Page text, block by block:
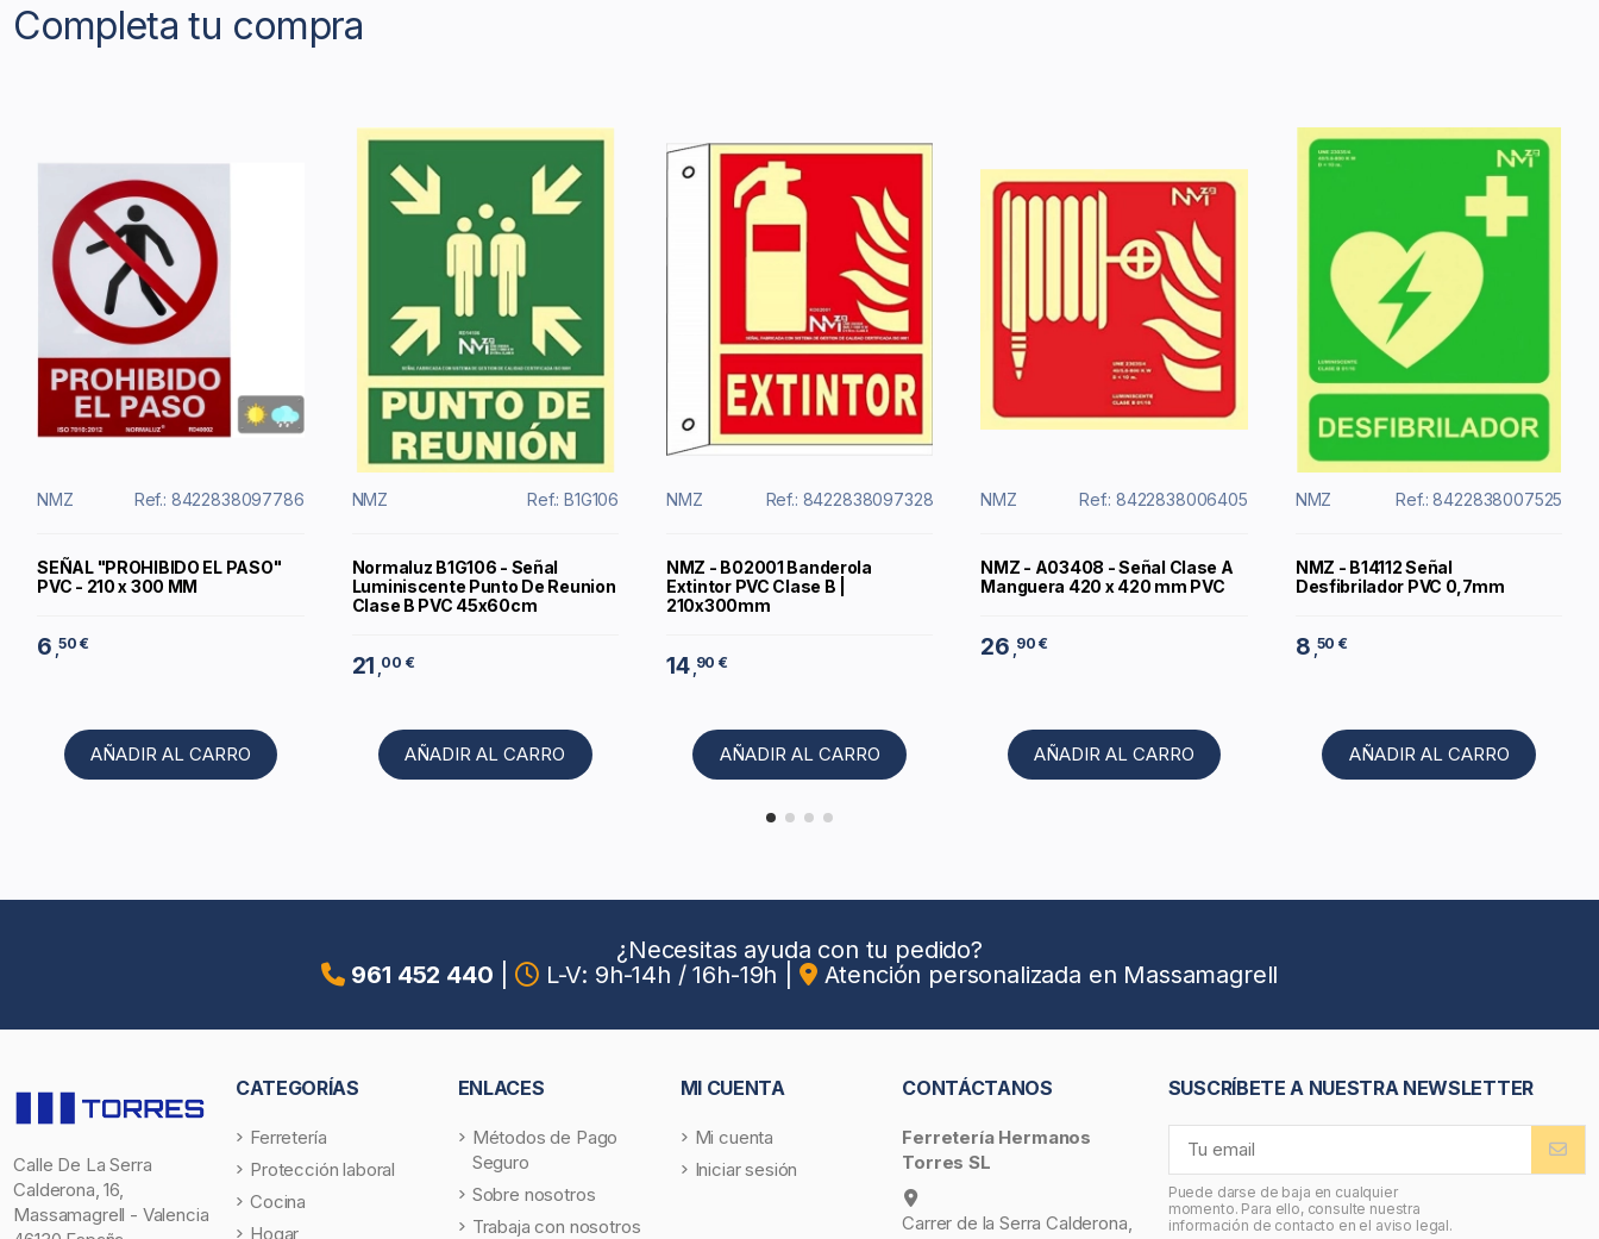
Completa tu compra
NMZ Ref.: 8422838097786
SEÑAL "PROHIBIDO EL PASO"
PVC - 210 x 300 MM
6 ,50 €
AÑADIR AL CARRO
NMZ Ref.: B1G106
Normaluz B1G106 - Señal
Luminiscente Punto De Reunion
Clase B PVC 45x60cm
21 ,00 €
AÑADIR AL CARRO
NMZ Ref.: 8422838097328
NMZ - B02001 Banderola
Extintor PVC Clase B |
210x300mm
14 ,90 €
AÑADIR AL CARRO
NMZ Ref.: 8422838006405
NMZ - A03408 - Señal Clase A
Manguera 420 x 420 mm PVC
26 ,90 €
AÑADIR AL CARRO
NMZ Ref.: 8422838007525
NMZ - B14112 Señal
Desfibrilador PVC 0,7mm
8 ,50 €
AÑADIR AL CARRO
¿Necesitas ayuda con tu pedido?
961 452 440
L-V: 9h-14h / 16h-19h Atención personalizada en Massamagrell
Calle De La Serra
Calderona, 16,
Massamagrell - Valencia
CATEGORÍAS
Ferretería
Protección laboral
Cocina
Hogar
ENLACES
Métodos de Pago
Seguro
Sobre nosotros
Trabaja con nosotros
MI CUENTA
Mi cuenta
Iniciar sesión
CONTÁCTANOS
Ferretería Hermanos
Torres SL
Carrer de la Serra Calderona,
SUSCRÍBETE A NUESTRA NEWSLETTER
Puede darse de baja en cualquier
momento. Para ello, consulte nuestra
información de contacto en el aviso legal.